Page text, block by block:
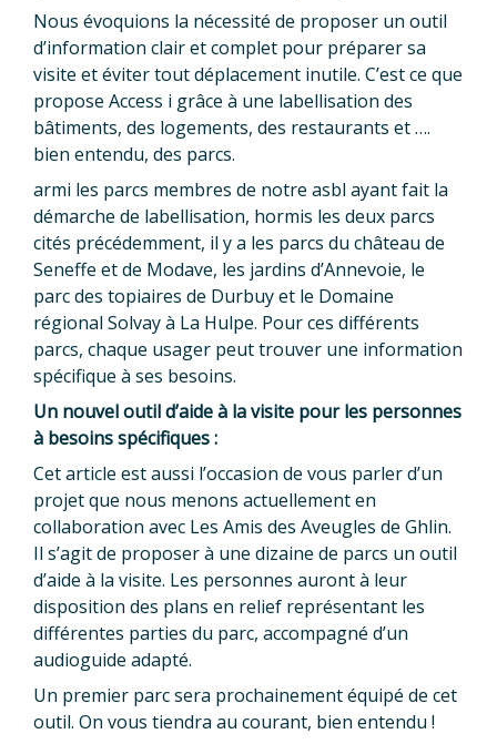
Nous évoquions la nécessité de proposer un outil
d’information clair et complet pour préparer sa
visite et éviter tout déplacement inutile. C’est ce que
propose Access i grâce à une labellisation des
bâtiments, des logements, des restaurants et ….
bien entendu, des parcs.
armi les parcs membres de notre asbl ayant fait la
démarche de labellisation, hormis les deux parcs
cités précédemment, il y a les parcs du château de
Seneffe et de Modave, les jardins d’Annevoie, le
parc des topiaires de Durbuy et le Domaine
régional Solvay à La Hulpe. Pour ces différents
parcs, chaque usager peut trouver une information
spécifique à ses besoins.
Un nouvel outil d’aide à la visite pour les personnes
à besoins spécifiques :
Cet article est aussi l’occasion de vous parler d’un
projet que nous menons actuellement en
collaboration avec Les Amis des Aveugles de Ghlin.
Il s’agit de proposer à une dizaine de parcs un outil
d’aide à la visite. Les personnes auront à leur
disposition des plans en relief représentant les
différentes parties du parc, accompagné d’un
audioguide adapté.
Un premier parc sera prochainement équipé de cet
outil. On vous tiendra au courant, bien entendu !